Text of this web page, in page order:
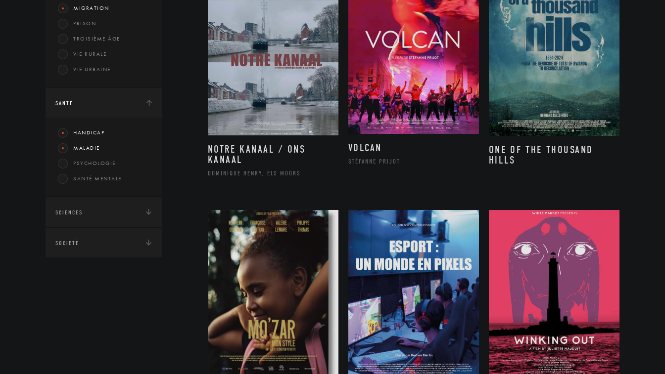
MIGRATION
PRISON
TROISIÈME ÂGE
VIE RURALE
VIE URBAINE
SANTÉ
HANDICAP
MALADIE
PSYCHOLOGIE
SANTÉ MENTALE
SCIENCES
SOCIÉTÉ
NOTRE KANAAL / ONS
KANAAL
DOMINIQUE HENRY, ELS MOORS
VOLCAN
STÉFANNE PRIJOT
ONE OF THE THOUSAND
HILLS